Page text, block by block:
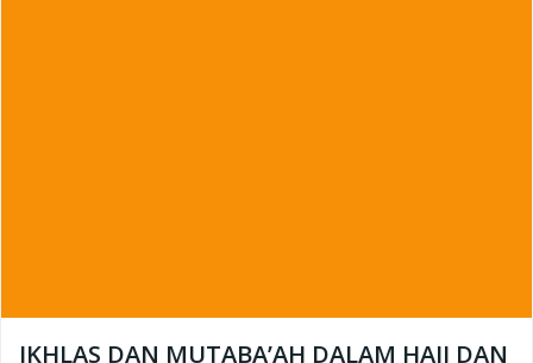
IKHLAS DAN MUTABA’AH DALAM HAJI DAN